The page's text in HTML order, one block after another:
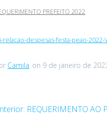
PREFEITO 2022
relacao-despesas-festa-peao-2022-
Camila on 9 de janeiro de
Post
REQUERIMENTO AO